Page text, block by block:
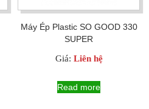
Máy Ép Plastic SO GOOD 330
SUPER
Giá: Liên hệ
Read more